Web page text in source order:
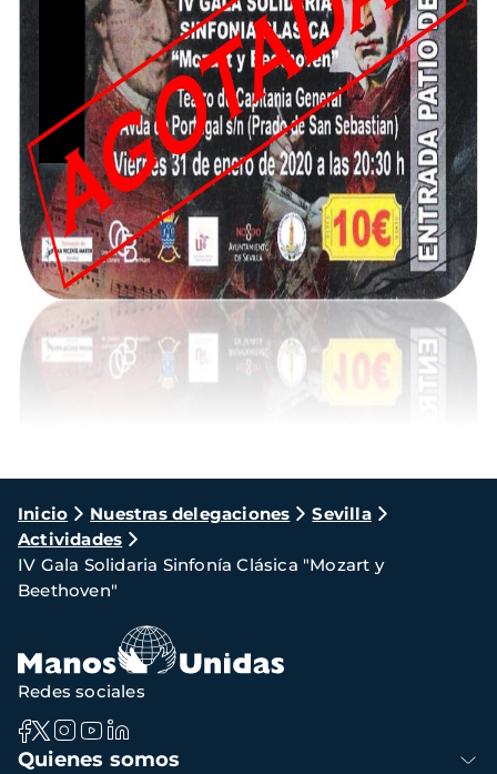
Ruta
de
navegación
Inicio Nuestras delegaciones
Sevilla
Actividades
IV Gala Solidaria Sinfonía Clásica "Mozart y
Beethoven"
Navegación
Quienes somos
Redes sociales